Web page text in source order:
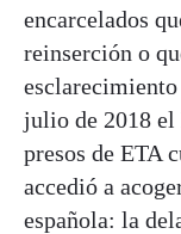
encarcelados
reinserción o
julio de 2018 el
presos de ETA
accedió a
española: la